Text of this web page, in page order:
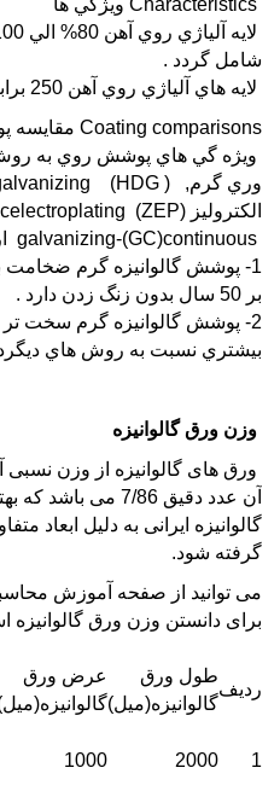
شامل گردد .
لايه هاي آلياژي روي آهن 250 برابر از فولاد سخت تر است
Coating comparisons مقايسه پوشش
ويژه گي هاي پوشش روي به
1- پوشش گالوانيزه گرم ضخامت
بر 50 سال بدون زنگ زدن دارد .
بيشتري نسبت به روش هاي
وزن ورقگالوانیزه
ورق های گالوانیزه از وزن نسبی
آن عدد دقیق 7/86 می باشد که بهتر است در محاسبات
گالوانیزه
گرفته شود.
می توانید از صفحه آموزش
برای دانستن وزن ورق گالوانیزه
ردیف
طول ورق
گالوانیزه(میل)
عرض ورق
1
2000
1000